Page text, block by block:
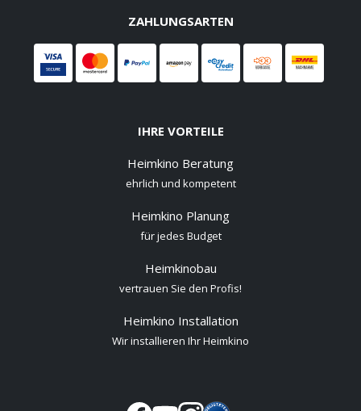
ZAHLUNGSARTEN
IHRE VORTEILE
Heimkino Beratung
ehrlich und kompetent
Heimkino Planung
für jedes Budget
Heimkinobau
vertrauen Sie den Profis!
Heimkino Installation
Wir installieren Ihr Heimkino